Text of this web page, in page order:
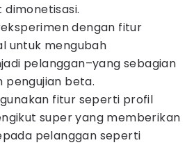
dengan fitur
untuk mengubah
pelanggan–yang sebagian
pengujian beta.
fitur seperti profil
super yang memberikan
pelanggan seperti